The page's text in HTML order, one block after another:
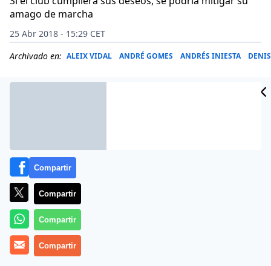
amago de marcha
25 Abr 2018 - 15:29 CET
Archivado en: ALEIX VIDAL ANDRÉ GOMES ANDRÉS INIESTA
Cuenta el diario Marca que los cuatro descartes que
Compartir
Compartir
Compartir
Compartir